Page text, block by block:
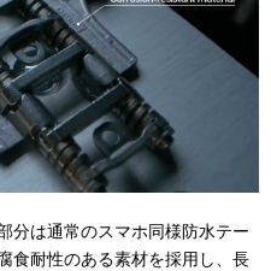
分は通常のスマホ同様防水テー
食耐性のある素材を採用し、長